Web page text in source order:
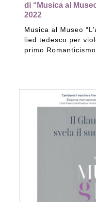
di “Musica al
2022
Musica al Museo
lied tedesco per
primo